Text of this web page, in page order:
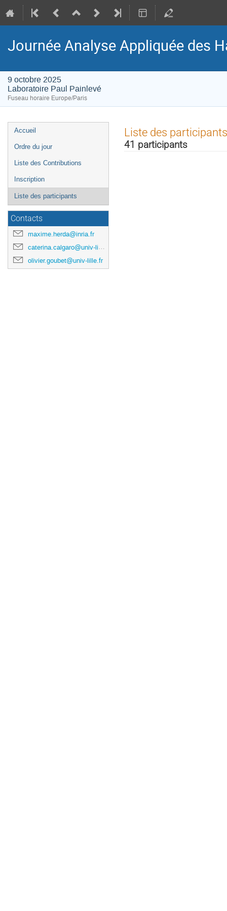
Journée Analyse Appliquée des
9 octobre 2025
Laboratoire Paul Painlevé
Fuseau horaire Europe/Paris
Menu
de
Accueil
Ordre du jour
Liste des Contributions
Inscription
Liste des participants
Contacts
maxime.herda@inria.fr
caterina.calgaro@univ-lille.fr
olivier.goubet@univ-lille.fr
Liste des participants
41 participants